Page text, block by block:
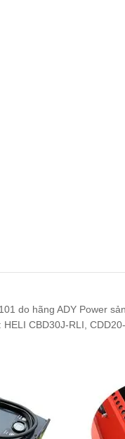
do hãng ADY Power
CBD30J-RLI,